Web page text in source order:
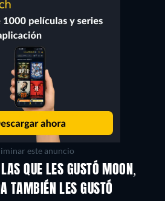
este anuncio
QUE LES GUSTÓ MOON,
TAMBIÉN LES GUSTÓ